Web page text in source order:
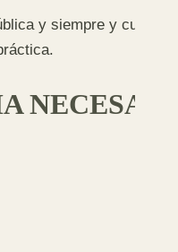
y siempre y